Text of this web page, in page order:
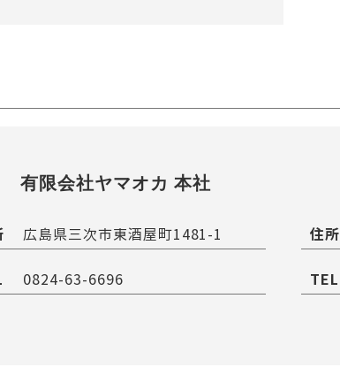
有限会社ヤマオカ 本社
広島県三次市東酒屋町1481-1
0824-63-6696
住所
TEL